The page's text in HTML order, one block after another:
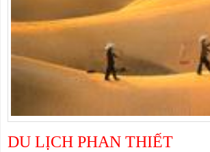
DU LỊCH PHAN THIẾT